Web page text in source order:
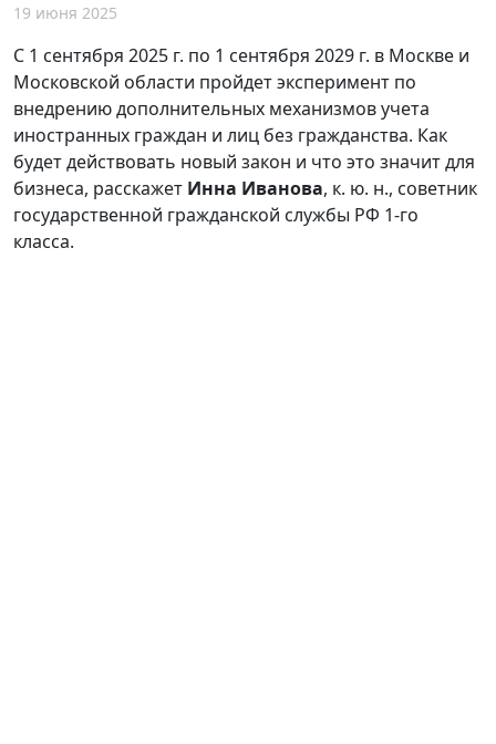
19 июня 2025
С 1 сентября 2025 г. по 1 сентября 2029 г. в Москве и
Московской области пройдет эксперимент по
внедрению дополнительных механизмов учета
иностранных граждан и лиц без гражданства. Как
будет действовать новый закон и что это значит для
бизнеса, расскажет Инна Иванова, к. ю. н., советник
государственной гражданской службы РФ 1-го
класса.